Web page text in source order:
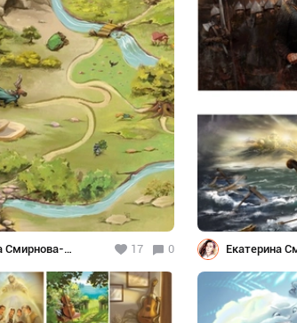
Смирнова-
17 0 Екатерина